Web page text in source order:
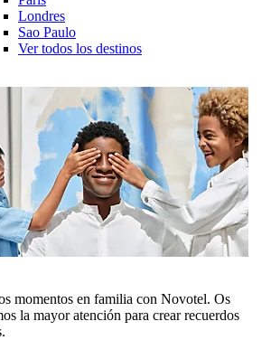
Londres
Sao Paulo
Ver todos los destinos
momentos en familia con Novotel. Os
la mayor atención para crear recuerdos